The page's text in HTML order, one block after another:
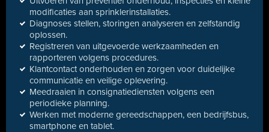
modificaties aan sprinklerinstallaties.
Diagnoses stellen, storingen analyseren en zelfstandig
oplossen.
Registreren van uitgevoerde werkzaamheden en
rapporteren volgens procedures.
Klantcontact onderhouden en zorgen voor duidelijke
communicatie en veilige oplevering.
Meedraaien in consignatiediensten volgens een
periodieke planning.
Werken met moderne gereedschappen, een bedrijfsbus,
smartphone en tablet.